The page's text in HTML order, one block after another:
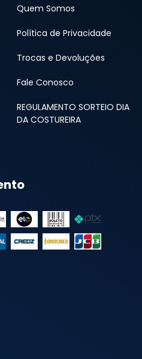
Quem Somos
Política de Privacidade
Trocas e Devoluções
Fale Conosco
REGULAMENTO SORTEIO DIA
DA COSTUREIRA